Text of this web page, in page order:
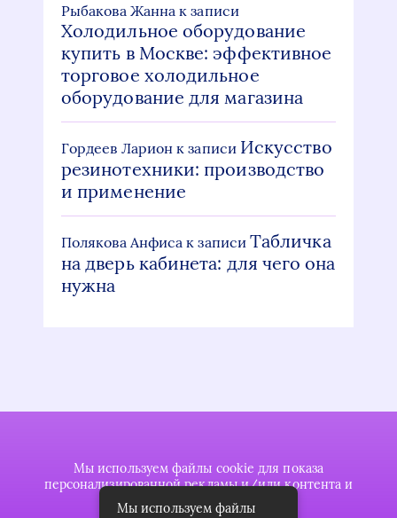
Рыбакова Жанна к записи
Холодильное оборудование
купить в Москве: эффективное
торговое холодильное
оборудование для магазина
Гордеев Ларион к записи Искусство
резинотехники: производство
и применение
Полякова Анфиса к записиТабличка
на дверь кабинета: для чего она
нужна
Мы используем файлы cookie для показа
персонализированной рекламы и/или контента и
анализа нашего трафика.
Мы используем файлы